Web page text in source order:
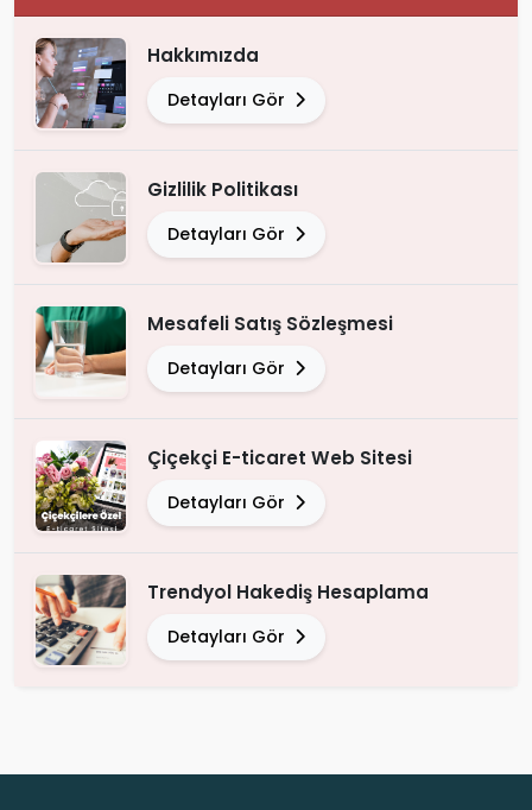
Hakkımızda
Detayları Gör
Gizlilik Politikası
Detayları Gör
Mesafeli Satış Sözleşmesi
Detayları Gör
Çiçekçi E-ticaret Web Sitesi
Detayları Gör
Trendyol Hakediş Hesaplama
Detayları Gör